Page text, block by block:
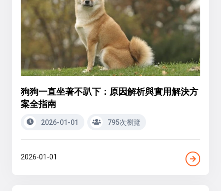
狗狗一直坐著不趴下：原因解析與實用解決方
案全指南
2026-01-01 795次瀏覽
2026-01-01